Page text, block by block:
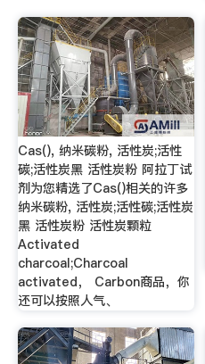
Cas(), 纳米碳粉, 活性炭;活性
碳;活性炭黑 活性炭粉 阿拉丁试
剂为您精选了Cas()相关的许多
纳米碳粉, 活性炭;活性碳;活性炭
黑 活性炭粉 活性炭颗粒
Activated
charcoal;Charcoal
activated， Carbon商品，你
还可以按照人气、